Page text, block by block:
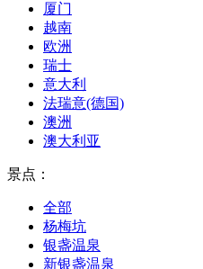
厦门
越南
欧洲
瑞士
意大利
法瑞意(德国)
澳洲
澳大利亚
景点：
全部
杨梅坑
银盏温泉
新银盏温泉